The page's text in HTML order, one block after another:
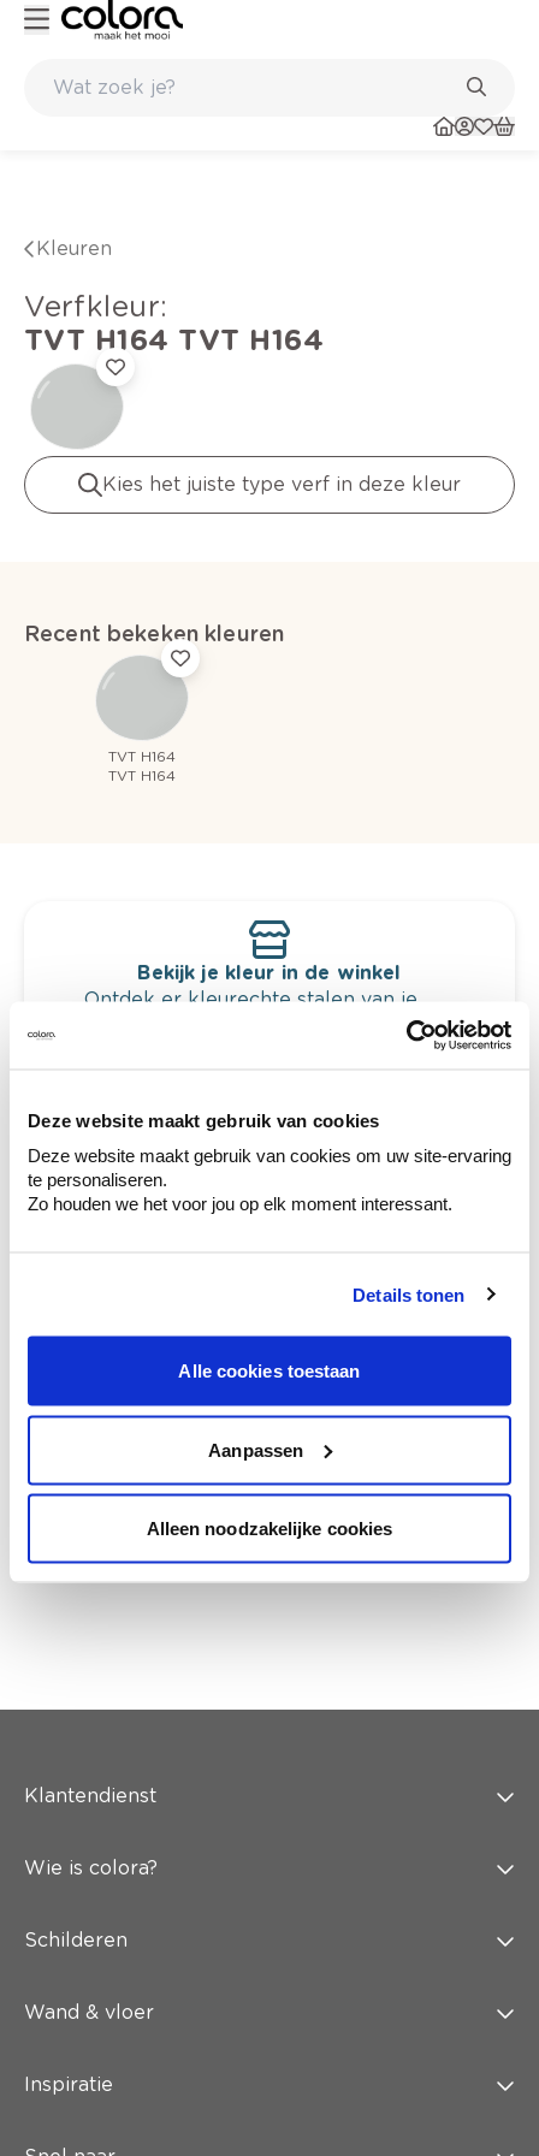
Deze website maakt gebruik van cookies
Deze website maakt gebruik van cookies om uw site-ervaring
te personaliseren.
Zo houden we het voor jou op elk moment interessant.
Details tonen
Alle cookies toestaan
Aanpassen
Alleen noodzakelijke cookies
Kleuren
verfkleur:
TVT H164 TVT H164
Kies het juiste type verf in deze kleur
Recent bekeken kleuren
TVT H164
TVT H164
Bekijk je kleur in de winkel
Ontdek er kleurechte stalen van je
Krijg persoonlijk advies om kleuren te
combineren.
Kleuradvies aan huis
en je meubels.
Krijg ineens een technologische check-up
van je muren.
Klantendienst
Wie is colora?
Schilderen
Wand & vloer
Inspiratie